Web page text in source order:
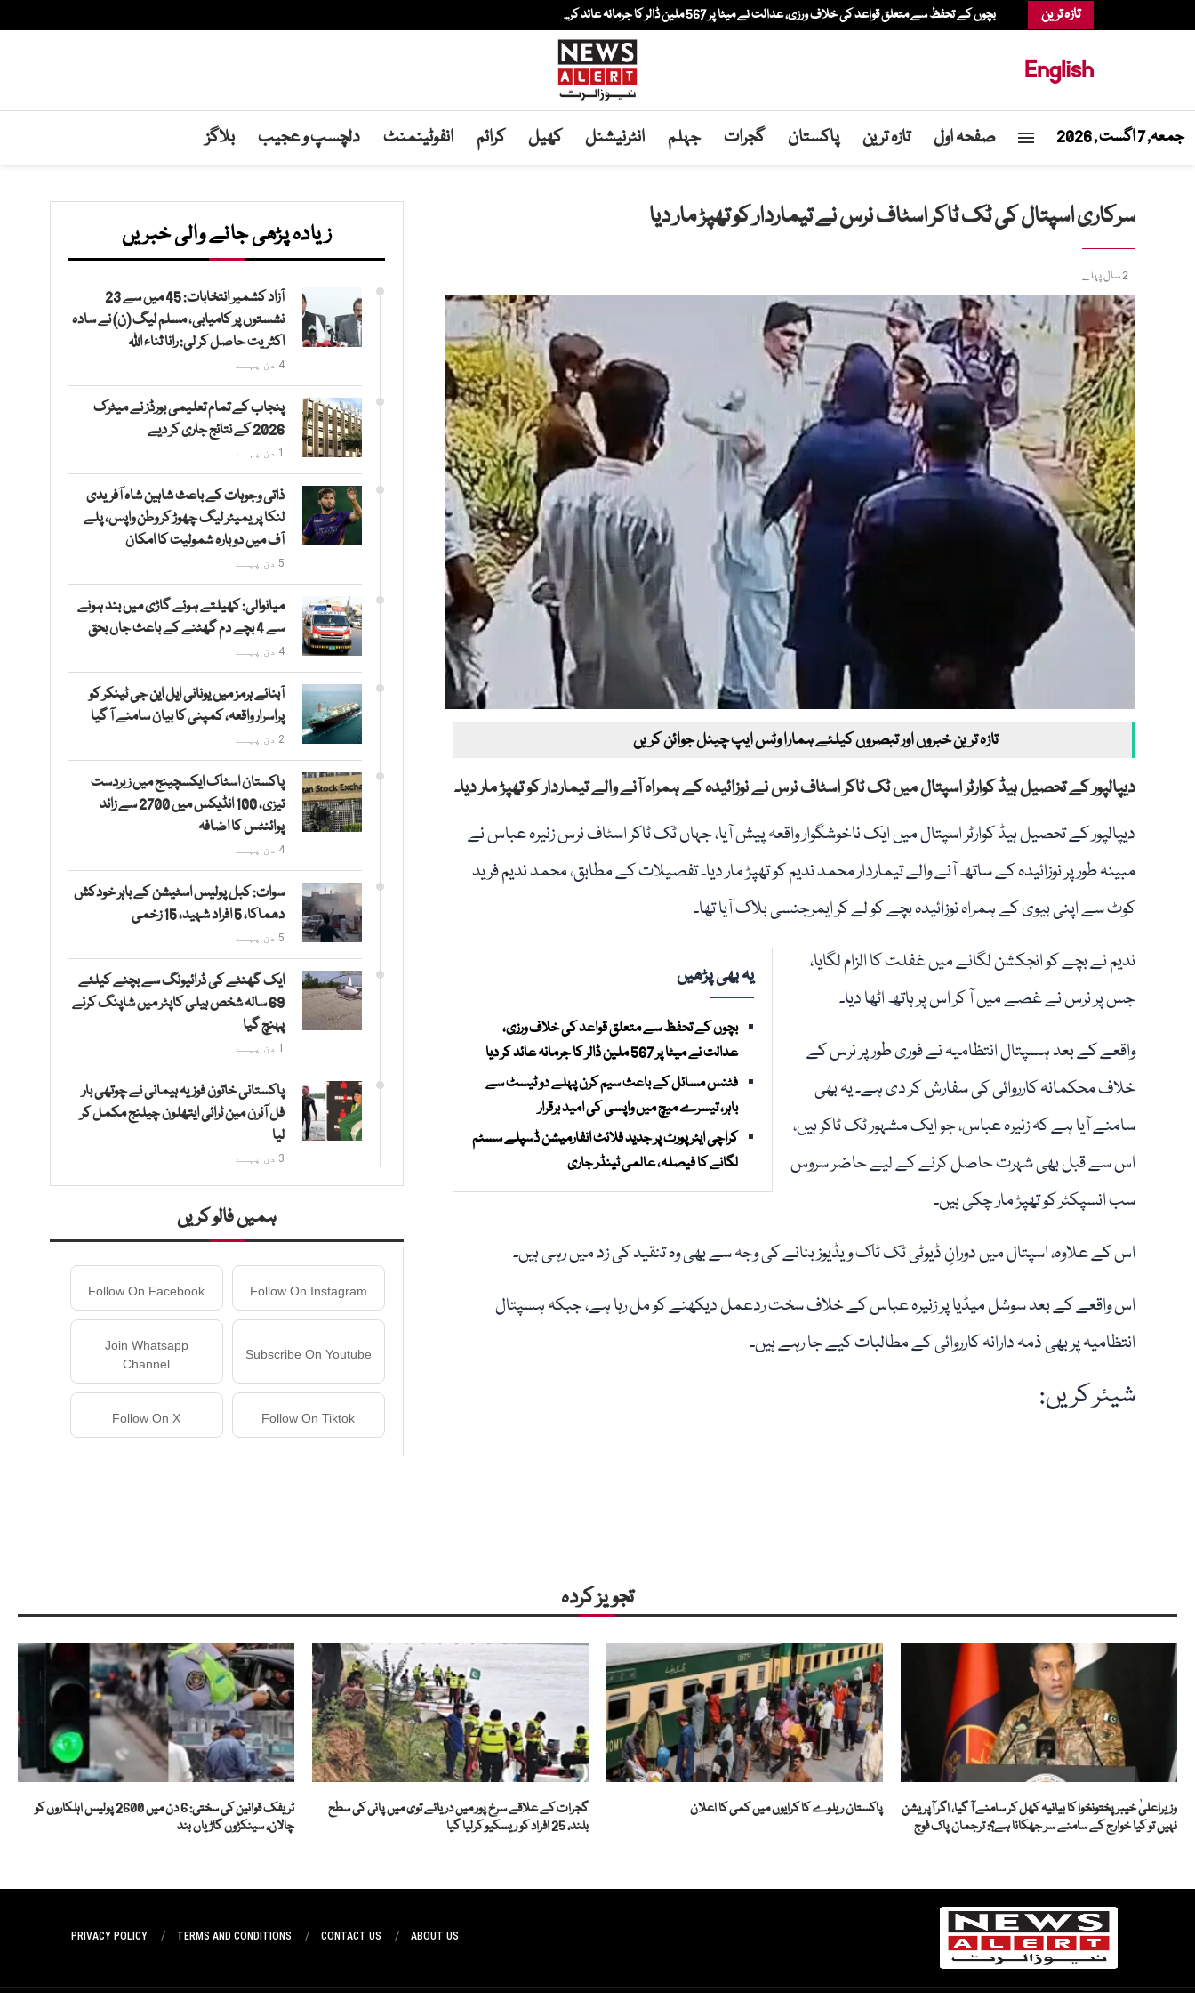
تازہ ترین بچوں کے تحفظ سے متعلق قواعد کی خلاف ورزی، عدالت نے میٹا پر 567 ملین ڈالر کا جرمانہ عائد کر...
English
جمعہ, 7 اگست , 2026 صفحہ اول تازہ ترین پاکستان گجرات جہلم انٹرنیشنل کھیل کرائم انفوٹینمنٹ دلچسپ و عجیب بلاگز
سرکاری اسپتال کی ٹک ٹاکر اسٹاف نرس نے تیماردار کو تھپڑ مار دیا
2 سال پہلے
تازہ ترین خبروں اور تبصروں کیلئے ہمارا وٹس ایپ چینل جوائن کریں
دیپالپور کے تحصیل ہیڈ کوارٹر اسپتال میں ٹک ٹاکر اسٹاف نرس نے نوزائیدہ کے ہمراہ آنے والے تیماردار کو تھپڑ مار دیا۔
دیپالپور کے تحصیل ہیڈ کوارٹر اسپتال میں ایک ناخوشگوار واقعہ پیش آیا، جہاں ٹک ٹاکر اسٹاف نرس زنیرہ عباس نے
مبینہ طور پر نوزائیدہ کے ساتھ آنے والے تیماردار محمد ندیم کو تھپڑ مار دیا۔ تفصیلات کے مطابق، محمد ندیم فرید
کوٹ سے اپنی بیوی کے ہمراہ نوزائیدہ بچے کو لے کر ایمرجنسی بلاک آیا تھا۔
یہ بھی پڑھیں
بچوں کے تحفظ سے متعلق قواعد کی خلاف ورزی،
عدالت نے میٹا پر 567 ملین ڈالر کا جرمانہ عائد کر دیا
فٹنس مسائل کے باعث سیم کرن پہلے دو ٹیسٹ سے
باہر، تیسرے میچ میں واپسی کی امید برقرار
کراچی ایئرپورٹ پر جدید فلائٹ انفارمیشن ڈسپلے سسٹم
لگانے کا فیصلہ، عالمی ٹینڈر جاری
ندیم نے بچے کو انجکشن لگانے میں غفلت کا الزام لگایا،
جس پر نرس نے غصے میں آ کر اس پر ہاتھ اٹھا دیا۔
واقعے کے بعد ہسپتال انتظامیہ نے فوری طور پر نرس کے
خلاف محکمانہ کارروائی کی سفارش کر دی ہے۔ یہ بھی
سامنے آیا ہے کہ زنیرہ عباس، جو ایک مشہور ٹک ٹاکر ہیں،
اس سے قبل بھی شہرت حاصل کرنے کے لیے حاضر سروس
سب انسپکٹر کو تھپڑ مار چکی ہیں۔
اس کے علاوہ، اسپتال میں دورانِ ڈیوٹی ٹک ٹاک ویڈیوز بنانے کی وجہ سے بھی وہ تنقید کی زد میں رہی ہیں۔
اس واقعے کے بعد سوشل میڈیا پر زنیرہ عباس کے خلاف سخت ردعمل دیکھنے کو مل رہا ہے، جبکہ ہسپتال
انتظامیہ پر بھی ذمہ دارانہ کارروائی کے مطالبات کیے جا رہے ہیں۔
شیئر کریں:
زیادہ پڑھی جانے والی خبریں
آزاد کشمیر انتخابات: 45 میں سے 23
نشستوں پر کامیابی، مسلم لیگ (ن) نے سادہ
اکثریت حاصل کر لی: رانا ثناء اللہ
4 دن پہلے
پنجاب کے تمام تعلیمی بورڈز نے میٹرک
2026 کے نتائج جاری کر دیے
1 دن پہلے
ذاتی وجوہات کے باعث شاہین شاہ آفریدی
لنکا پریمیئر لیگ چھوڑ کر وطن واپس، پلے
آف میں دوبارہ شمولیت کا امکان
5 دن پہلے
میانوالی: کھیلتے ہوئے گاڑی میں بند ہونے
سے 4 بچے دم گھٹنے کے باعث جاں بحق
4 دن پہلے
آبنائے ہرمز میں یونانی ایل این جی ٹینکر کو
پراسرار واقعہ، کمپنی کا بیان سامنے آ گیا
2 دن پہلے
پاکستان اسٹاک ایکسچینج میں زبردست
تیزی، 100 انڈیکس میں 2700 سے زائد
پوائنٹس کا اضافہ
4 دن پہلے
سوات: کبل پولیس اسٹیشن کے باہر خودکش
دھماکا، 5 افراد شہید، 15 زخمی
5 دن پہلے
ایک گھنٹے کی ڈرائیونگ سے بچنے کیلئے
69 سالہ شخص ہیلی کاپٹر میں شاپنگ کرنے
پہنچ گیا
1 دن پہلے
پاکستانی خاتون فوزیہ ہیمانی نے چوتھی بار
فل آئرن مین ٹرائی ایتھلون چیلنج مکمل کر
لیا
3 دن پہلے
ہمیں فالو کریں
Follow On Instagram
Follow On Facebook
Subscribe On Youtube
Join Whatsapp
Channel
Follow On Tiktok
Follow On X
تجویز کردہ
وزیراعلیٰ خیبرپختونخوا کا بیانیہ کھل کر سامنے آ گیا، اگر آپریشن
نہیں تو کیا خوارج کے سامنے سر جھکانا ہے؟: ترجمان پاک فوج
پاکستان ریلوے کا کرایوں میں کمی کا اعلان
گجرات کے علاقے سرخ پور میں دریائے توی میں پانی کی سطح
بلند، 25 افراد کو ریسکیو کرلیا گیا
ٹریفک قوانین کی سختی: 6 دن میں 2600 پولیس اہلکاروں کو
چالان، سینکڑوں گاڑیاں بند
ABOUT US
CONTACT US
TERMS AND CONDITIONS
PRIVACY POLICY